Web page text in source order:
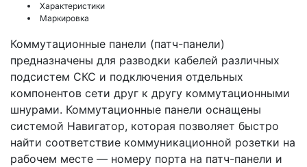
Характеристики
Маркировка
Коммутационные панели (патч-панели)
предназначены для разводки кабелей различных
подсистем СКС и подключения отдельных
компонентов сети друг к другу коммутационными
шнурами. Коммутационные панели оснащены
системой Навигатор, которая позволяет быстро
найти соответствие коммуникационной розетки на
рабочем месте — номеру порта на патч-панели и